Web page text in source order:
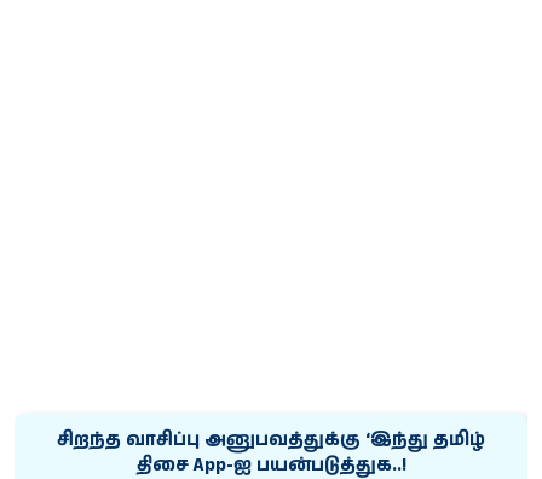
சிறந்த வாசிப்பு அனுபவத்துக்கு ‘இந்து தமிழ்
திசை App-ஐ பயன்படுத்துக..!